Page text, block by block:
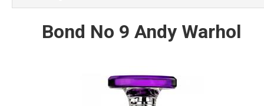
Bond No 9 Andy Warhol